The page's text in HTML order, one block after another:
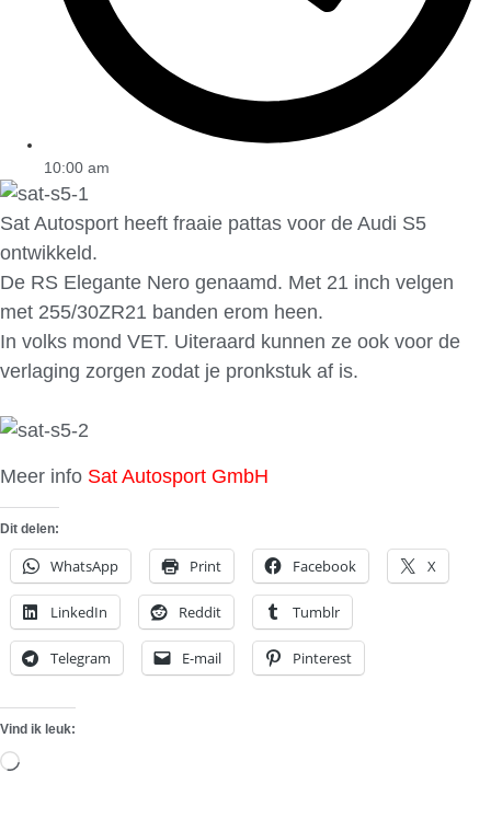
10:00 am
Sat Autosport heeft fraaie pattas voor de Audi S5
ontwikkeld.
De RS Elegante Nero genaamd. Met 21 inch velgen
met 255/30ZR21 banden erom heen.
In volks mond VET. Uiteraard kunnen ze ook voor de
verlaging zorgen zodat je pronkstuk af is.
Meer info Sat Autosport GmbH
Dit delen:
WhatsApp Print Facebook X
LinkedIn Reddit Tumblr
Telegram E-mail Pinterest
Vind ik leuk:
Aan